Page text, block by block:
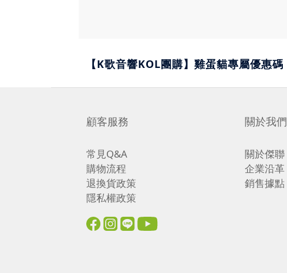
【K歌音響KOL團購】雞蛋貓專屬優惠碼
顧客服務
常見Q&A
購物流程
退換貨政策
隱私權政策
關於我們
關於傑聯
企業沿革
銷售據點